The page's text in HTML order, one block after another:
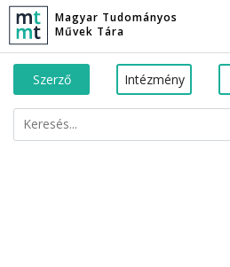
Magyar Tudományos
Művek Tára
Szerző Intézmény